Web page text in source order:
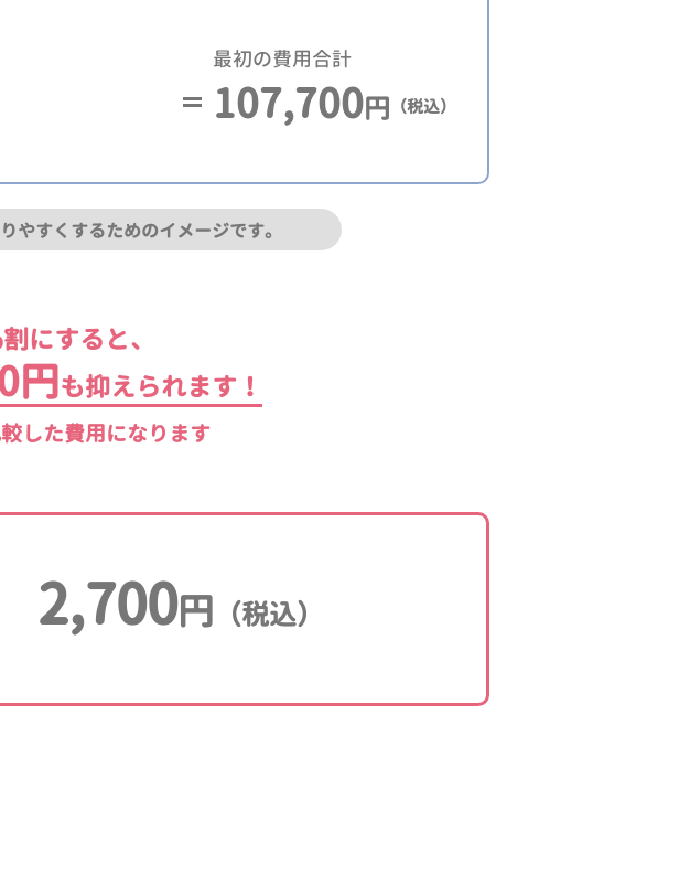
最初の費用合計
107,700円 （税込）
すくするためのイメージです。
にすると、
円も抑えられます！
した費用になります
2,700円 （税込）